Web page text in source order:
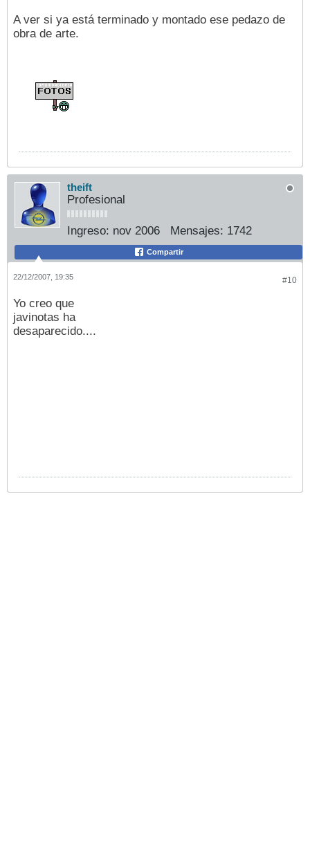
A ver si ya está terminado y montado ese pedazo de
obra de arte.
theift
Profesional
Ingreso: nov 2006 Mensajes: 1742
Compartir
#10
22/12/2007, 19:35
Yo creo que
javinotas ha
desaparecido....